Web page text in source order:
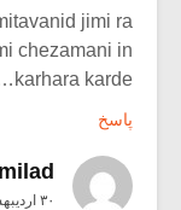
jimi ra
chezamani in
karhara karde….
پاسخ
milad
۳۰ اردیبهشت ۱۳۸۷ در ۰:۵۸ ق٫ظ